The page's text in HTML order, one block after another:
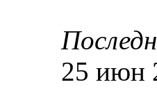
25 июн